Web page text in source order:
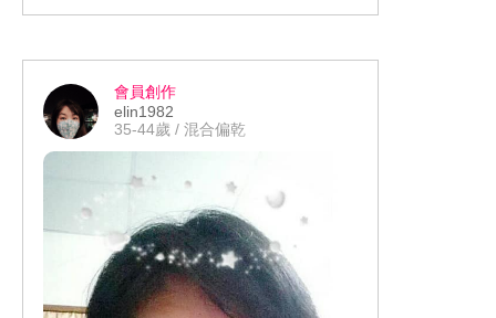
, 忍著痛用按摩器慢慢推開 , 才比較舒服 !
梳洗完畢後 ，就可以去領課後禮囉 ！ 這
次的午茶點心盒 ，我好喜歡喲 ！尤其是
玫瑰花造型的甜點??? ，美到讓我捨不
得吃 ！還有 #sofina 的美妝試用組 +Spa
太棒了 ！??? 健身房的休息區 ，那裏的
風景真的很漂亮 ！ 運動後 、梳洗後 ，
坐在這裡喝杯水 、看風景 ，心情會變得
很好 ！ 運動、流汗後的舒服暢快感 ，讓
我感覺自己更有活力、輕盈 ！運動可讓
; 保持乾爽妝容 ! 我是混合性偏乾肌膚 ,
妝前修飾乳水乳質地 , 淡粉橘色的外觀透
著柔和的淡淡珠光 ! 輕輕一抹即乾 , 完全
不黏膩 ! 擦在肌膚上超級清爽的 !迅速革
除油光 ! 一整天下來 , 抑制油光感極佳 !
SOFINA Primavista 輕透裸膚長效粉餅
升級版 * 用粉餅打造 , 減去5歲的透亮感 .
天呀 ! 所以說使用後就能立即年輕5歲嘛
?? 簡單使用粉餅 , 就能凍住年輕肌齡 !
這也太棒了 ! 這款粉餅的特色在於 " 柔貼
會員創作
elin1982
35-44歲 / 混合偏乾